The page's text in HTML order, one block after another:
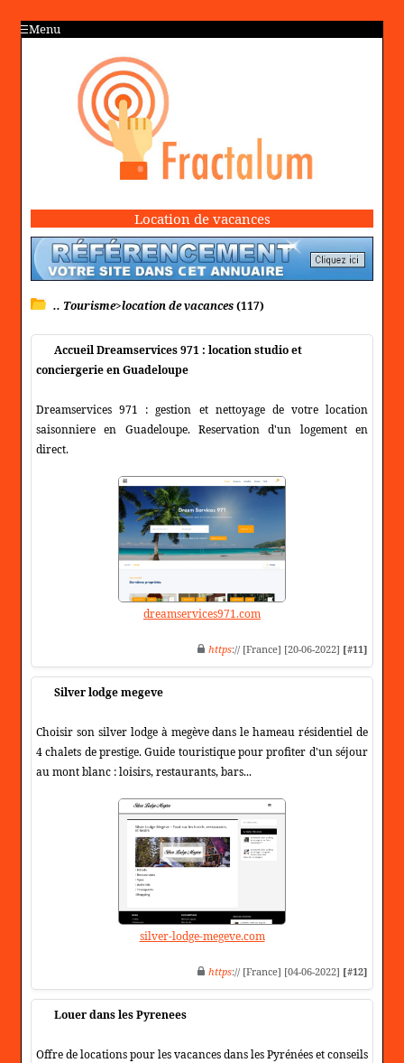
Menu
Location de vacances
.. Tourisme>location de vacances(117)
Accueil Dreamservices 971 : location studio et
conciergerie en Guadeloupe
Dreamservices 971 : gestion et nettoyage de votre location
saisonniere en Guadeloupe. Reservation d'un logement en
direct.
dreamservices971.com
https:// [France] [20-06-2022] [#11]
Silver lodge megeve
Choisir son silver lodge à megève dans le hameau résidentiel de
4 chalets de prestige. Guide touristique pour profiter d'un séjour
au mont blanc : loisirs, restaurants, bars...
silver-lodge-megeve.com
https:// [France] [04-06-2022] [#12]
Louer dans les Pyrenees
Offre de locations pour les vacances dans les Pyrénées et conseils